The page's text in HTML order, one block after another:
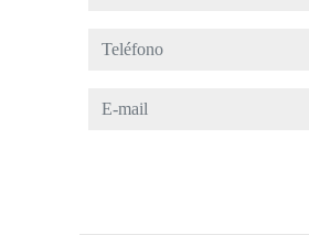
Teléfono
E-mail